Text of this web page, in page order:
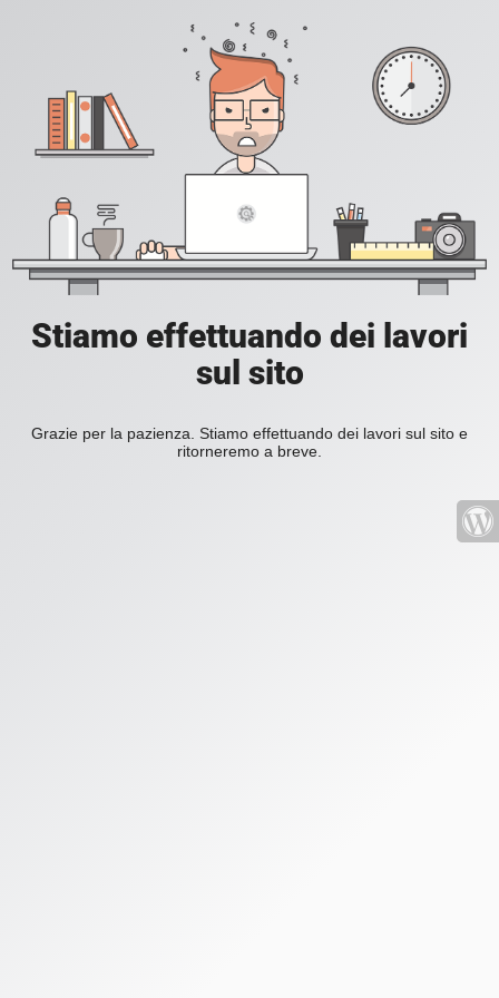
Stiamo effettuando dei lavori
sul sito
Grazie per la pazienza. Stiamo effettuando dei lavori sul sito e
ritorneremo a breve.